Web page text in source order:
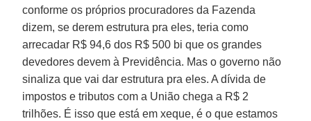
conforme os próprios procuradores da Fazenda
dizem, se derem estrutura pra eles, teria como
arrecadar R$ 94,6 dos R$ 500 bi que os grandes
devedores devem à Previdência. Mas o governo não
sinaliza que vai dar estrutura pra eles. A dívida de
impostos e tributos com a União chega a R$ 2
trilhões. É isso que está em xeque, é o que estamos